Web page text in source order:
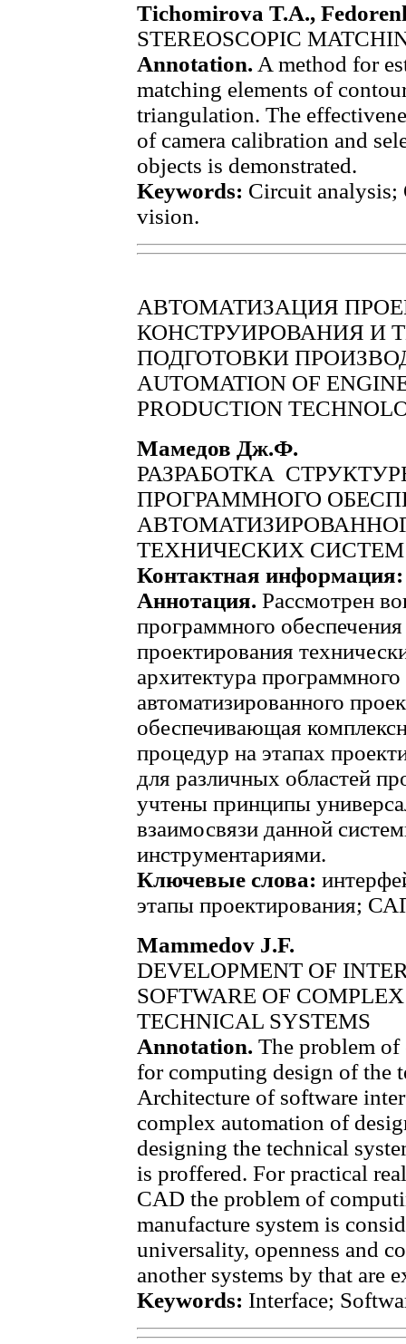
Tichomirova T.A.,
STEREOSCOPIC
Annotation. A method for
matching elements of
triangulation. The
of camera calibration and
objects is demonstrated.
Keywords: Circuit analysis;
vision.
АВТОМАТИЗАЦИЯ
КОНСТРУИРОВАНИЯ И
ПОДГОТОВКИ
AUTOMATION OF
PRODUCTION
Мамедов Дж.Ф.
РАЗРАБОТКА
ПРОГРАММНОГО
ТЕХНИЧЕСКИХ СИСТЕМ
Контактная информация:
Аннотация. Рассмотрен
программного
проектирования
архитектура
автоматизированного
обеспечивающая
процедур на этапах
для различных областей
учтены принципы
взаимосвязи данной
инструментариями.
Ключевые слова:
этапы проектирования;
Mammedov J.F.
DEVELOPMENT OF
SOFTWARE OF
TECHNICAL SYSTEMS
Annotation. The problem of
for computing design of the
Architecture of software
complex automation of
designing the technical
is proffered. For practical
CAD the problem of
manufacture system is
universality, openness and
another systems by that are
Keywords: Interface;